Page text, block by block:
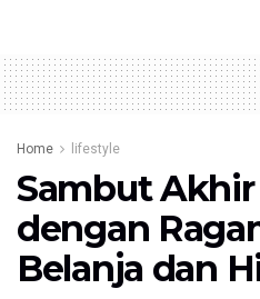
Home lifestyle
Sambut
dengan
Belanja dan